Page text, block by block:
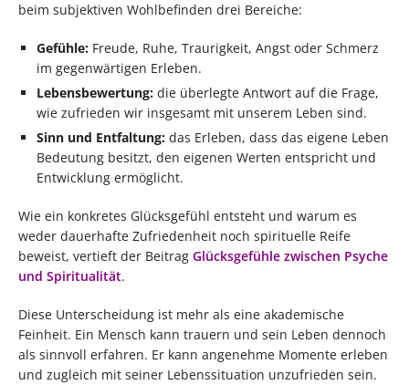
beim subjektiven Wohlbefinden drei Bereiche:
Gefühle: Freude, Ruhe, Traurigkeit, Angst oder Schmerz
im gegenwärtigen Erleben.
Lebensbewertung: die überlegte Antwort auf die Frage,
wie zufrieden wir insgesamt mit unserem Leben sind.
Sinn und Entfaltung: das Erleben, dass das eigene Leben
Bedeutung besitzt, den eigenen Werten entspricht und
Entwicklung ermöglicht.
Wie ein konkretes Glücksgefühl entsteht und warum es
weder dauerhafte Zufriedenheit noch spirituelle Reife
beweist, vertieft der Beitrag Glücksgefühle zwischen Psyche
und Spiritualität.
Diese Unterscheidung ist mehr als eine akademische
Feinheit. Ein Mensch kann trauern und sein Leben dennoch
als sinnvoll erfahren. Er kann angenehme Momente erleben
und zugleich mit seiner Lebenssituation unzufrieden sein.